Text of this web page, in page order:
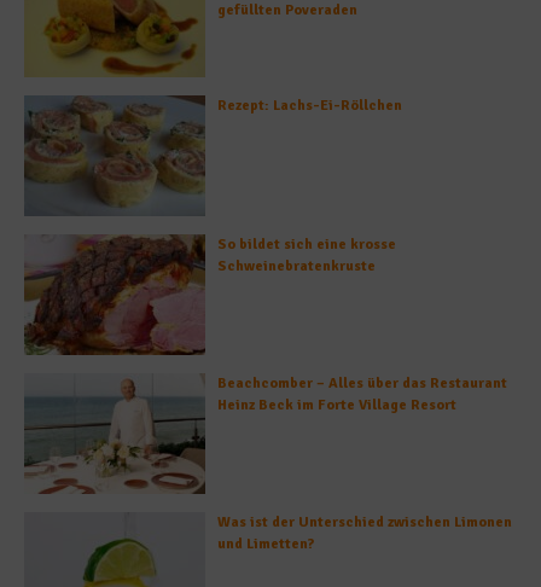
gefüllten Poveraden
Rezept: Lachs-Ei-Röllchen
So bildet sich eine krosse
Schweinebratenkruste
Beachcomber – Alles über das Restaurant
Heinz Beck im Forte Village Resort
Was ist der Unterschied zwischen Limonen
und Limetten?